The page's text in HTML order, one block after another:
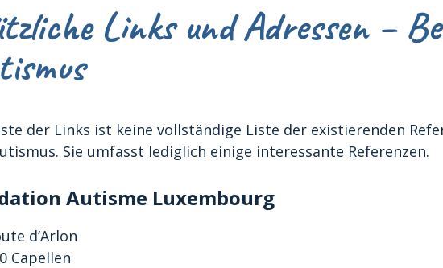
Links und Adressen –
der Links ist keine vollständige Liste der existierenden
Sie umfasst lediglich einige interessante Referenzen.
Autisme Luxembourg
d’Arlon
Capellen